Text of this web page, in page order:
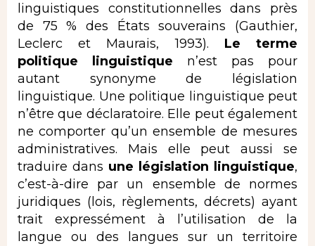
linguistiques constitutionnelles dans près
de 75 % des États souverains (Gauthier,
Leclerc et Maurais, 1993). Le terme
politique linguistique n’est pas pour
autant synonyme de législation
linguistique. Une politique linguistique peut
n’être que déclaratoire. Elle peut également
ne comporter qu’un ensemble de mesures
administratives. Mais elle peut aussi se
traduire dans une législation linguistique,
c’est-à-dire par un ensemble de normes
juridiques (lois, règlements, décrets) ayant
trait expressément à l’utilisation de la
langue ou des langues sur un territoire